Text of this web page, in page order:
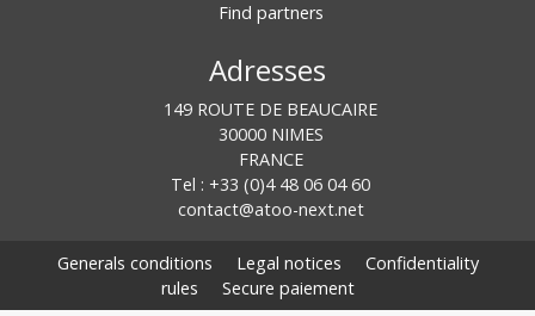
Find partners
Adresses
149 ROUTE DE BEAUCAIRE
30000 NIMES
FRANCE
Tel : +33 (0)4 48 06 04 60
contact@atoo-next.net
Generals conditions Legal notices
Confidentiality
rules
Secure paiement